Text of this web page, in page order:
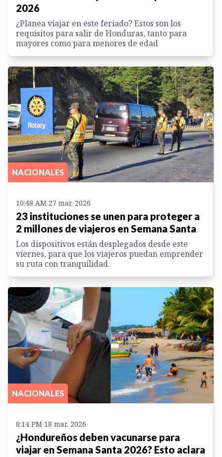
2026
¿Planea viajar en este feriado? Estos son los
requisitos para salir de Honduras, tanto para
mayores como para menores de edad
NACIONALES
10:48 AM 27 mar. 2026
23 instituciones se unen para proteger a
2 millones de viajeros en Semana Santa
Los dispositivos están desplegados desde este
viernes, para que los viajeros puedan emprender
su ruta con tranquilidad.
NACIONALES
8:14 PM 18 mar. 2026
¿Hondureños deben vacunarse para
viajar en Semana Santa 2026? Esto aclara